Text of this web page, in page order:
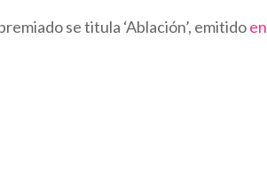
se titula ‘Ablación’, emitido